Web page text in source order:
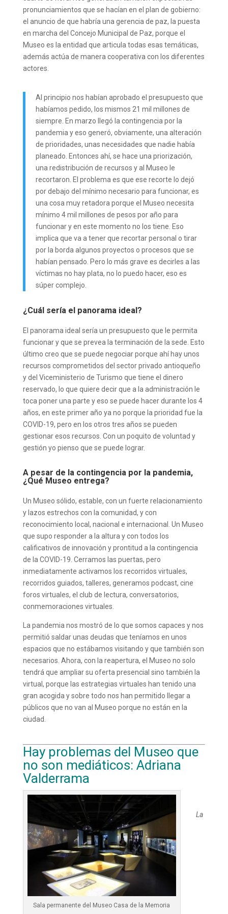
pronunciamientos que se hacían en el plan de gobierno:
el anuncio de que habría una gerencia de paz, la puesta
en marcha del Concejo Municipal de Paz, porque el
Museo es la entidad que articula todas esas temáticas,
además actúa de manera cooperativa con los diferentes
actores.
Al principio nos habían aprobado el presupuesto que
habíamos pedido, los mismos 21 mil millones de
siempre. En marzo llegó la contingencia por la
pandemia y eso generó, obviamente, una alteración
de prioridades, unas necesidades que nadie había
planeado. Entonces ahí, se hace una priorización,
una redistribución de recursos y al Museo le
recortaron. El problema es que ese recorte lo dejó
por debajo del mínimo necesario para funcionar, es
una cosa muy retadora porque el Museo necesita
mínimo 4 mil millones de pesos por año para
funcionar y en este momento no los tiene. Eso
implica que va a tener que recortar personal o tirar
por la borda algunos proyectos o procesos que se
habían pensado. Pero lo más grave es decirles a las
víctimas no hay plata, no lo puedo hacer, eso es
súper complejo.
¿Cuál sería el panorama ideal?
El panorama ideal sería un presupuesto que le permita
funcionar y que se prevea la terminación de la sede. Esto
último creo que se puede negociar porque ahí hay unos
recursos comprometidos del sector privado antioqueño
y del Viceministerio de Turismo que tiene el dinero
reservado, lo que quiere decir que a la administración le
toca poner una parte y eso se puede hacer durante los 4
años, en este primer año ya no porque la prioridad fue la
COVID-19, pero en los otros tres años se pueden
gestionar esos recursos. Con un poquito de voluntad y
gestión yo pienso que se puede lograr.
A pesar de la contingencia por la pandemia,
¿Qué Museo entrega?
Un Museo sólido, estable, con un fuerte relacionamiento
y lazos estrechos con la comunidad, y con
reconocimiento local, nacional e internacional. Un Museo
que supo responder a la altura y con todos los
calificativos de innovación y prontitud a la contingencia
de la COVID-19. Cerramos las puertas, pero
inmediatamente activamos los recorridos virtuales,
recorridos guiados, talleres, generamos podcast, cine
foros virtuales, el club de lectura, conversatorios,
conmemoraciones virtuales.
La pandemia nos mostró de lo que somos capaces y nos
permitió saldar unas deudas que teníamos en unos
espacios que no estábamos visitando y que también son
necesarios. Ahora, con la reapertura, el Museo no solo
tendrá que ampliar su oferta presencial sino también la
virtual, porque las estrategias virtuales han tenido una
gran acogida y sobre todo nos han permitido llegar a
públicos que no van al Museo porque no están en la
ciudad.
Hay problemas del Museo que
no son mediáticos: Adriana
Valderrama
Sala permanente del Museo Casa de la Memoria
La